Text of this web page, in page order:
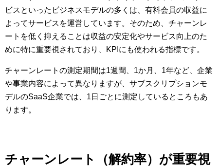
ビスといったビジネスモデルの多くは、有料会員の収益に
よってサービスを運営しています。そのため、チャーンレ
ートを低く抑えることは収益の安定化やサービス向上のた
めに特に重要視されており、KPIにも使われる指標です。
チャーンレートの測定期間は1週間、1か月、1年など、企業
や事業内容によって異なりますが、サブスクリプションモ
デルのSaaS企業では、1日ごとに測定しているところもあ
ります。
チャーンレート（解約率）が重要視